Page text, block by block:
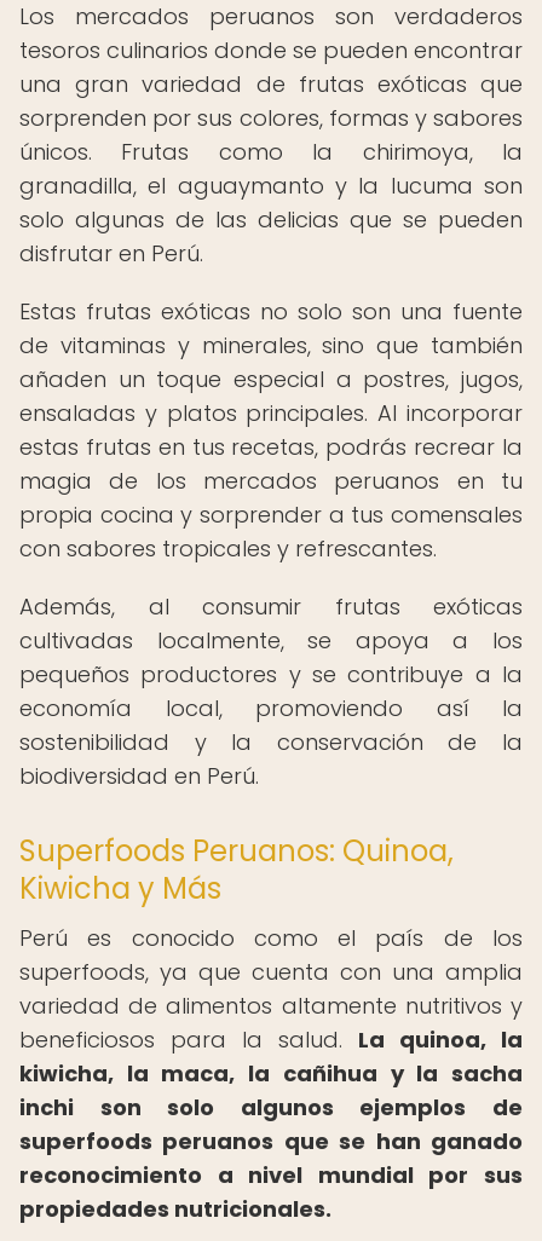
Los mercados peruanos son verdaderos
tesoros culinarios donde se pueden encontrar
una gran variedad de frutas exóticas que
sorprenden por sus colores, formas y sabores
únicos. Frutas como la chirimoya, la
granadilla, el aguaymanto y la lucuma son
solo algunas de las delicias que se pueden
disfrutar en Perú.
Estas frutas exóticas no solo son una fuente
de vitaminas y minerales, sino que también
añaden un toque especial a postres, jugos,
ensaladas y platos principales. Al incorporar
estas frutas en tus recetas, podrás recrear la
magia de los mercados peruanos en tu
propia cocina y sorprender a tus comensales
con sabores tropicales y refrescantes.
Además, al consumir frutas exóticas
cultivadas localmente, se apoya a los
pequeños productores y se contribuye a la
economía local, promoviendo así la
sostenibilidad y la conservación de la
biodiversidad en Perú.
Superfoods Peruanos: Quinoa,
Kiwicha y Más
Perú es conocido como el país de los
superfoods, ya que cuenta con una amplia
variedad de alimentos altamente nutritivos y
beneficiosos para la salud. La quinoa, la
kiwicha, la maca, la cañihua y la sacha
inchi son solo algunos ejemplos de
superfoods peruanos que se han ganado
reconocimiento a nivel mundial por sus
propiedades nutricionales.